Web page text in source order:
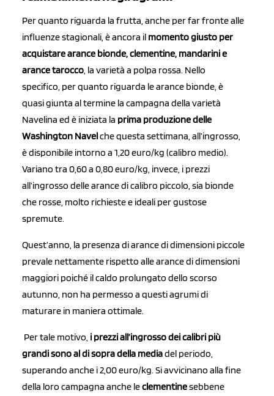
Per quanto riguarda la frutta, anche per far fronte alle
influenze stagionali, è ancora il momento giusto per
acquistare arance bionde, clementine, mandarini e
arance tarocco , la varietà a polpa rossa. Nello
specifico, per quanto riguarda le arance bionde, è
quasi giunta al termine la campagna della varietà
Navelina ed è iniziata la prima produzione delle
Washington Navelche questa settimana, all’ingrosso,
è disponibile intorno a 1,20 euro/kg (calibro medio).
Variano tra 0,60 a 0,80 euro/kg, invece, i prezzi
all’ingrosso delle arance di calibro piccolo, sia bionde
che rosse, molto richieste e ideali per gustose
spremute.
Quest’anno, la presenza di arance di dimensioni piccole
prevale nettamente rispetto alle arance di dimensioni
maggiori poiché il caldo prolungato dello scorso
autunno, non ha permesso a questi agrumi di
maturare in maniera ottimale.
Per tale motivo, i prezzi all’ingrosso dei calibri più
grandi sono al di sopra della mediadel periodo,
superando anche i 2,00 euro/kg. Si avvicinano alla fine
della loro campagna anche leclementinesebbene